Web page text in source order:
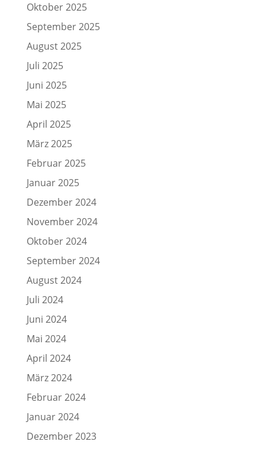
Oktober 2025
September 2025
August 2025
Juli 2025
Juni 2025
Mai 2025
April 2025
März 2025
Februar 2025
Januar 2025
Dezember 2024
November 2024
Oktober 2024
September 2024
August 2024
Juli 2024
Juni 2024
Mai 2024
April 2024
März 2024
Februar 2024
Januar 2024
Dezember 2023